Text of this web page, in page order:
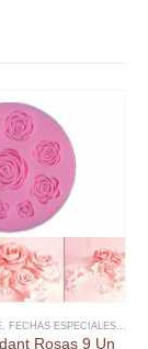
FONDANT,
, FECHAS ESPECIALES,
Rosas 9 Un